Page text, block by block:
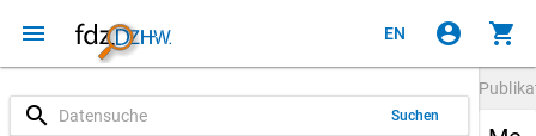
menu EN account_circle shopping_cart
search Suchen